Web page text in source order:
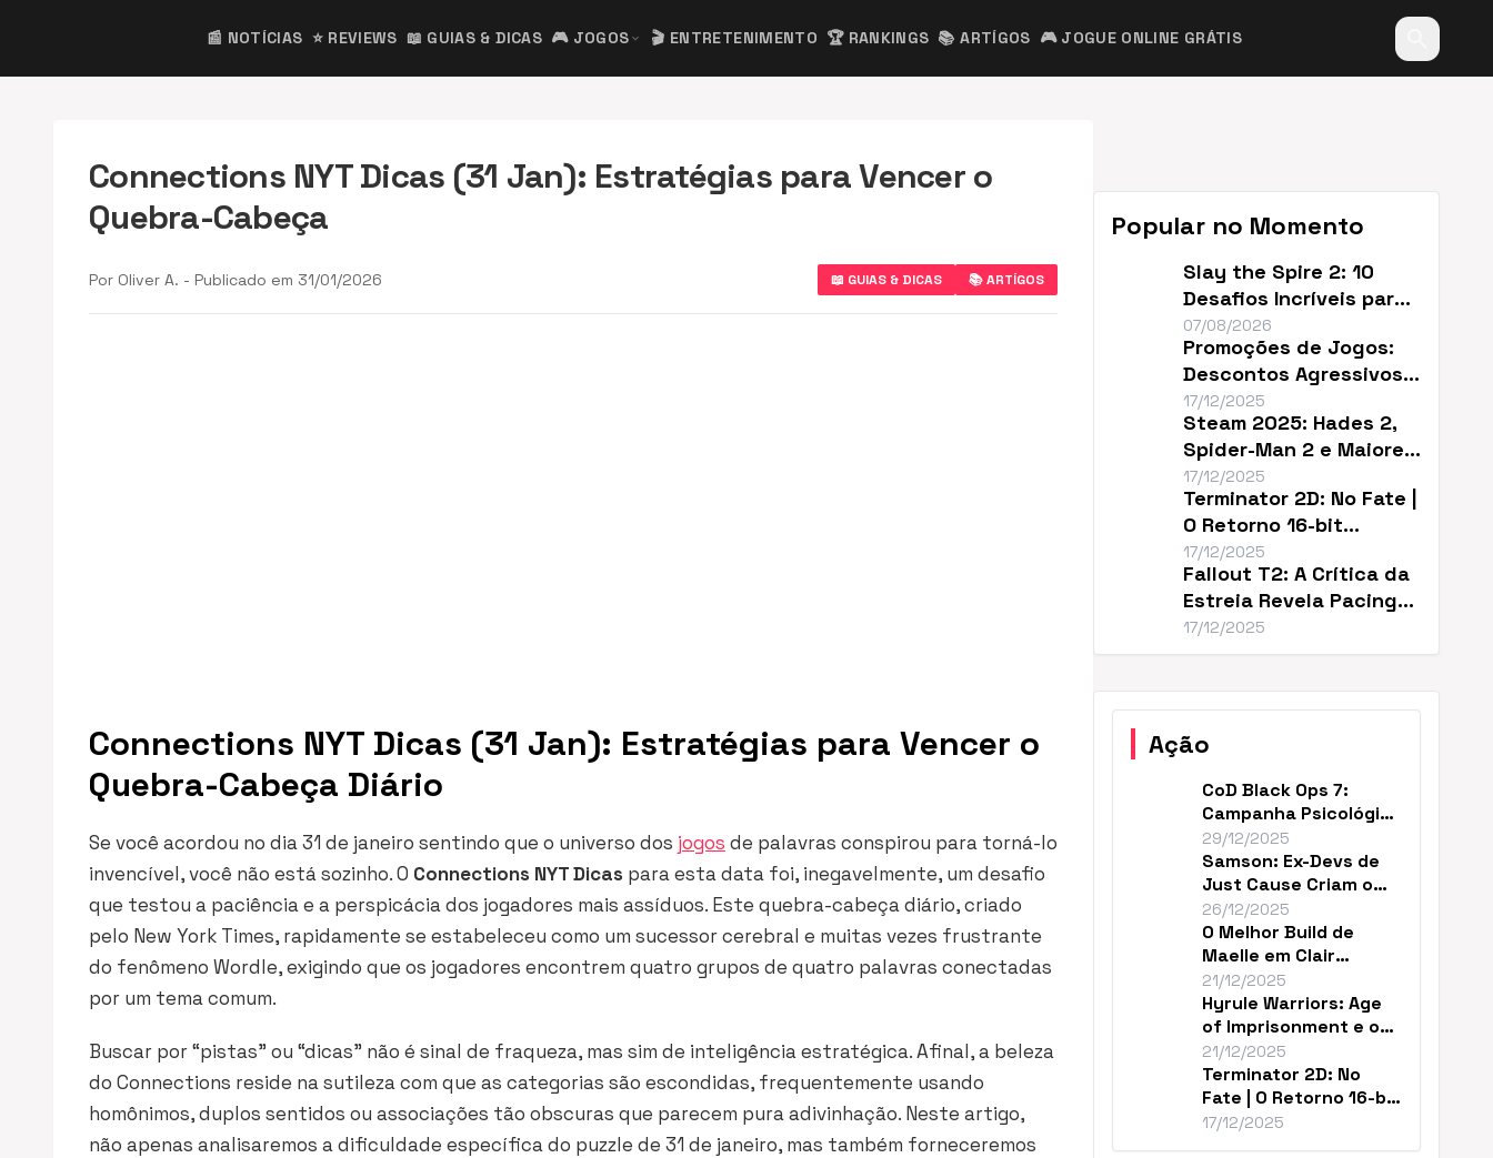
📰 NOTÍCIAS ⭐ REVIEWS 📖 GUIAS & DICAS 🎮 JOGOS expand_more 🎬 ENTRETENIMENTO 🏆 RANKINGS 📚 ARTÍGOS 🎮 JOGUE ONLINE GRÁTIS
Connections NYT Dicas (31 Jan): Estratégias para Vencer o
Quebra-Cabeça
Por Oliver A. - Publicado em 31/01/2026 📖 GUIAS & DICAS 📚 ARTÍGOS
Connections NYT Dicas (31 Jan): Estratégias para Vencer o
Quebra-Cabeça Diário
Se você acordou no dia 31 de janeiro sentindo que o universo dos jogos de palavras conspirou para torná-lo
invencível, você não está sozinho. O Connections NYT Dicas para esta data foi, inegavelmente, um desafio
que testou a paciência e a perspicácia dos jogadores mais assíduos. Este quebra-cabeça diário, criado
pelo New York Times, rapidamente se estabeleceu como um sucessor cerebral e muitas vezes frustrante
do fenômeno Wordle, exigindo que os jogadores encontrem quatro grupos de quatro palavras conectadas
por um tema comum.
Buscar por “pistas” ou “dicas” não é sinal de fraqueza, mas sim de inteligência estratégica. Afinal, a beleza
do Connections reside na sutileza com que as categorias são escondidas, frequentemente usando
homônimos, duplos sentidos ou associações tão obscuras que parecem pura adivinhação. Neste artigo,
não apenas analisaremos a dificuldade específica do puzzle de 31 de janeiro, mas também forneceremos
Popular no Momento
Slay the Spire 2: 10
Desafios Incríveis para
Renovar o Jogo
07/08/2026
Promoções de Jogos:
Descontos Agressivos e
Sem Filler
17/12/2025
Steam 2025: Hades 2,
Spider-Man 2 e Maiores
Descontos do Ano
17/12/2025
Terminator 2D: No Fate |
O Retorno 16-bit
Perfeito de T2
17/12/2025
Fallout T2: A Crítica da
Estreia Revela Pacing
Lento
17/12/2025
Ação
CoD Black Ops 7:
Campanha Psicológica
e Continuidade em
2035
29/12/2025
Samson: Ex-Devs de
Just Cause Criam o
‘Mad Max…Payne’
26/12/2025
O Melhor Build de
Maelle em Clair
Obscur (DPS Máximo)
21/12/2025
Hyrule Warriors: Age
of Imprisonment e o
Cânone de Zelda
21/12/2025
Terminator 2D: No
Fate | O Retorno 16-bit
Perfeito de T2
17/12/2025